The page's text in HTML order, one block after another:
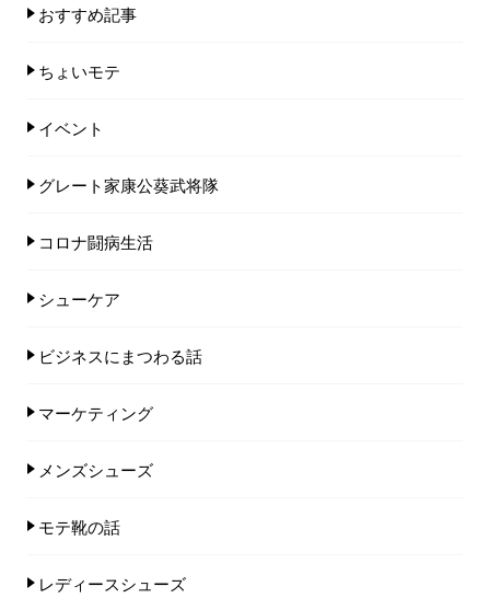
おすすめ記事
ちょいモテ
イベント
グレート家康公葵武将隊
コロナ闘病生活
シューケア
ビジネスにまつわる話
マーケティング
メンズシューズ
モテ靴の話
レディースシューズ